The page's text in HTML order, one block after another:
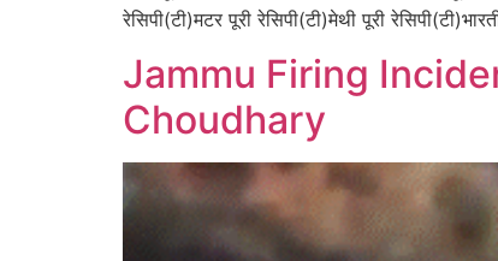
रेसिपी(टी)मटर पूरी रेसिपी(टी)मेथी पूरी
Jammu Firing
Choudhary